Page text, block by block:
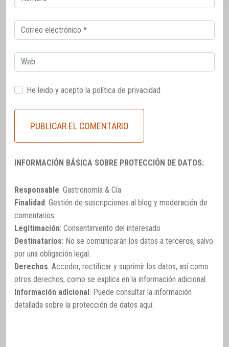
electrónico
Correo
electrónico
Web
He leido y acepto la política de privacidad
INFORMACIÓN BÁSICA SOBRE PROTECCIÓN DE DATOS:
Responsable: Gastronomía & Cía
Finalidad: Gestión de suscripciones al blog y moderación de
comentarios
Legitimación: Consentimiento del interesado
Destinatarios: No se comunicarán los datos a terceros, salvo
por una obligación legal.
Derechos: Acceder, rectificar y suprimir los datos, así como
otros derechos, como se explica en la información adicional.
Información adicional: Puede consultar la información
detallada sobre la protección de datos aquí.